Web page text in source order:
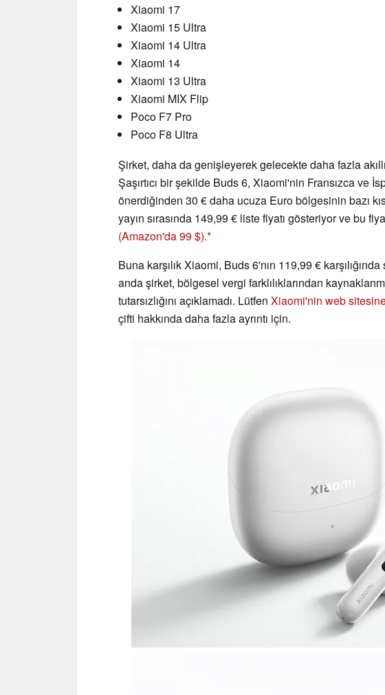
Xiaomi 17
Xiaomi 15 Ultra
Xiaomi 14 Ultra
Xiaomi 14
Xiaomi 13 Ultra
Xiaomi MIX Flip
Poco F7 Pro
Poco F8 Ultra
Şirket, daha da genişleyerek gelecekte daha fazla
Şaşırtıcı bir şekilde Buds 6, Xiaomi'nin Fransızca ve
önerdiğinden 30 € daha ucuza Euro bölgesinin bazı
yayın sırasında 149,99 € liste fiyatı gösteriyor ve bu
(Amazon'da 99 $).
Buna karşılık Xiaomi, Buds 6'nın 119,99 €
anda şirket, bölgesel vergi farklılıklarından
tutarsızlığını açıklamadı. Lütfen Xiaomi'nin web sitesine
çifti hakkında daha fazla ayrıntı için.